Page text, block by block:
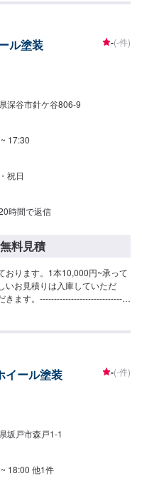
装、お任せください！<パーツ持
す。ご希望の方はお気軽にお問
ル塗装 -(-件)
深谷市針ケ谷806‐9
17:30
祝日
時間で返信
料見積
おります。1本10,000円~承って
いお見積りは入庫していただ
きます。--------------------------------
金塗装を1番得意としております
様にご満足していただけるよ
ール塗装 -(-件)
坂戸市森戸1-1
18:00 他1件